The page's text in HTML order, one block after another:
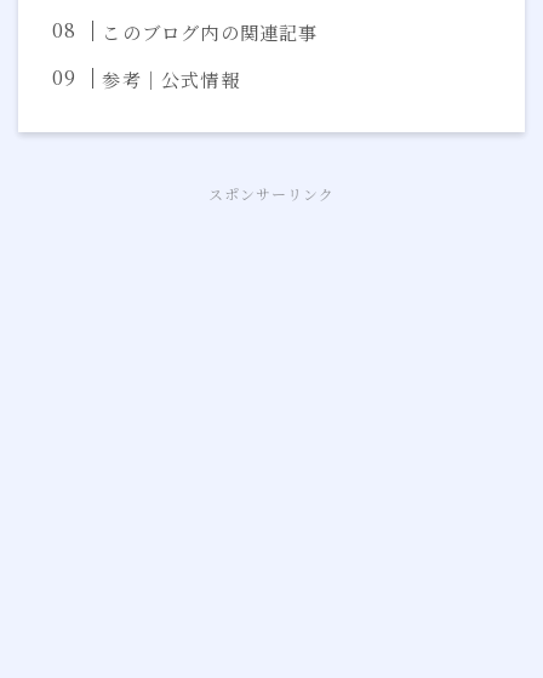
このブログ内の関連記事
参考｜公式情報
スポンサーリンク